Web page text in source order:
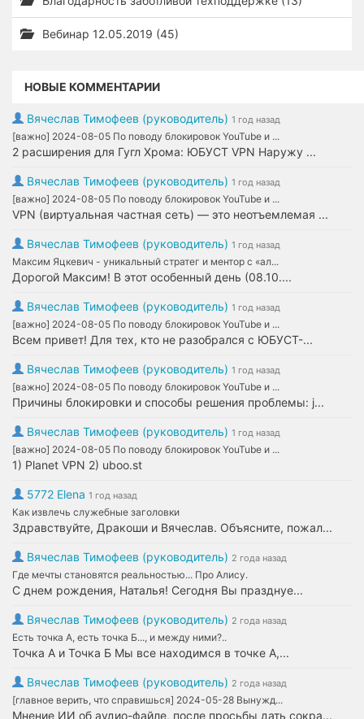
Вебинар 12.05.2019 (45)
НОВЫЕ КОММЕНТАРИИ
Вячеслав Тимофеев (руководитель) 1 год назад
[важно] 2024-08-05 По поводу блокировок YouTube и ...
2 расширения для Гугл Хрома: ЮБУСТ VPN Наружу ...
Вячеслав Тимофеев (руководитель) 1 год назад
[важно] 2024-08-05 По поводу блокировок YouTube и ...
VPN (виртуальная частная сеть) — это неотъемлемая ...
Вячеслав Тимофеев (руководитель) 1 год назад
Максим Яцкевич - уникальный стратег и ментор с «ал...
Дорогой Максим! В этот особенный день (08.10....
Вячеслав Тимофеев (руководитель) 1 год назад
[важно] 2024-08-05 По поводу блокировок YouTube и ...
Всем привет! Для тех, кто не разобрался с ЮБУСТ-...
Вячеслав Тимофеев (руководитель) 1 год назад
[важно] 2024-08-05 По поводу блокировок YouTube и ...
Причины блокировки и способы решения проблемы: j...
Вячеслав Тимофеев (руководитель) 1 год назад
[важно] 2024-08-05 По поводу блокировок YouTube и ...
1) Planet VPN 2) uboo.st
5772 Elena 1 год назад
Как извлечь служебные заголовки
Здравствуйте, Дракоши и Вячеслав. Объясните, пожал...
Вячеслав Тимофеев (руководитель) 2 года назад
Где мечты становятся реальностью... Про Алису.
С днем рождения, Наталья! Сегодня Вы празднуе...
Вячеслав Тимофеев (руководитель) 2 года назад
Есть точка А, есть точка Б..., и между ними?..
Точка А и Точка Б Мы все находимся в точке А,...
Вячеслав Тимофеев (руководитель) 2 года назад
[главное верить, что справишься] 2024-05-28 Вынужд...
Мнение ИИ об аудио-файле, после просьбы дать сокра...